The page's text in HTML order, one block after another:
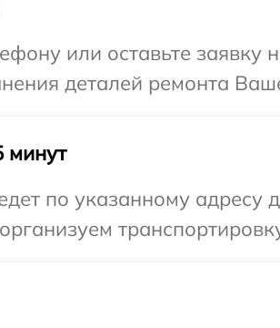
или оставьте
деталей ремонта
минут
по указанному адресу